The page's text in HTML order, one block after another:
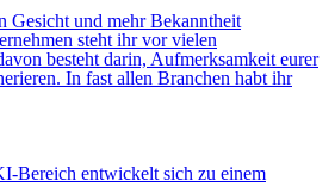
Gesicht und mehr Bekanntheit
steht ihr vor vielen
besteht darin, Aufmerksamkeit eurer
In fast allen Branchen habt ihr
Bereich entwickelt sich zu einem